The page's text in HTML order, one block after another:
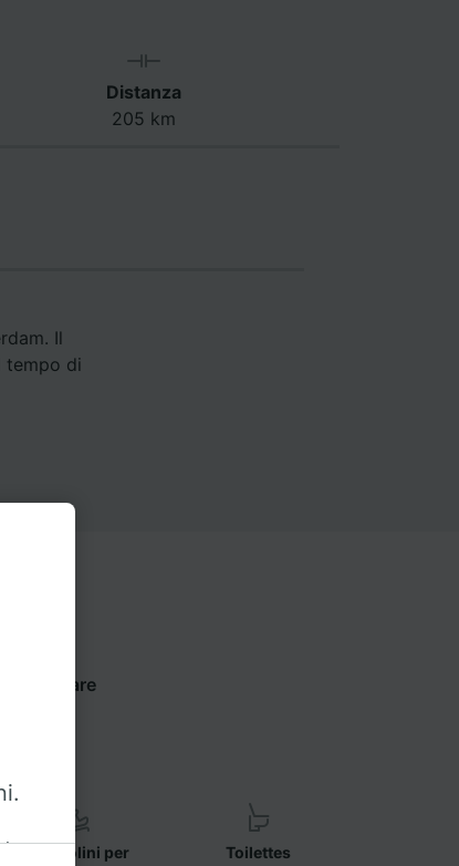
Distanza
205 km
Il
tempo di
trovare
Seggiolini per
Toilettes